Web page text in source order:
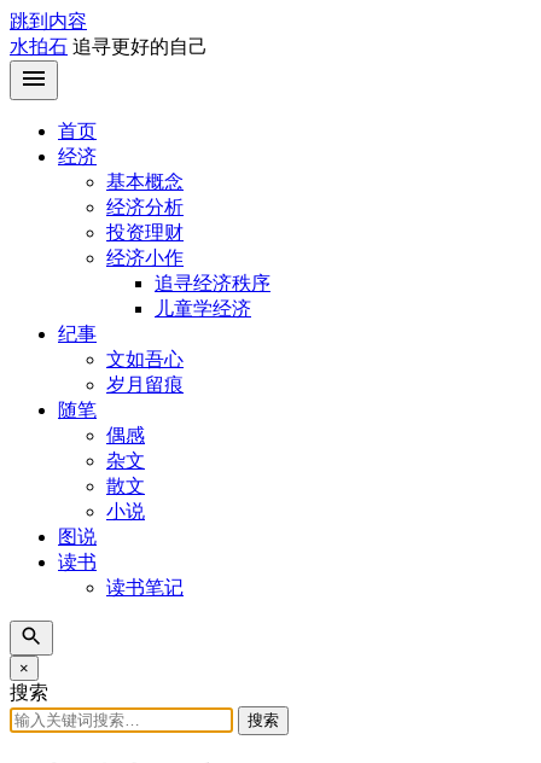
跳到内容
水拍石 追寻更好的自己
首页
经济
基本概念
经济分析
投资理财
经济小作
追寻经济秩序
儿童学经济
纪事
文如吾心
岁月留痕
随笔
偶感
杂文
散文
小说
图说
读书
读书笔记
×
搜索
搜索